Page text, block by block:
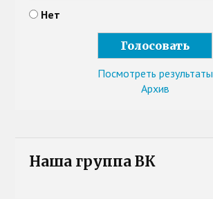
Нет
Посмотреть результаты
Архив
Наша группа ВК